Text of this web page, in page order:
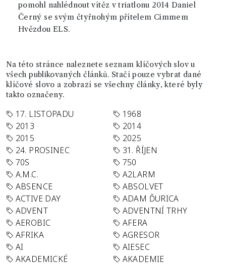
pomohl nahlédnout vítěz v triatlonu 2014 Daniel
Černý se svým čtyřnohým přítelem Cimmem
Hvězdou ELS.
Na této stránce naleznete seznam klíčových slov u
všech publikovaných článků. Stačí pouze vybrat dané
klíčové slovo a zobrazí se všechny články, které byly
takto označeny.
17. LISTOPADU
1968
2013
2014
2015
2025
24. PROSINEC
31. ŘÍJEN
70S
750
A.M.C.
A2LARM
ABSENCE
ABSOLVET
ACTIVE DAY
ADAM ĎURICA
ADVENT
ADVENTNÍ TRHY
AEROBIC
AFERA
AFRIKA
AGRESOR
AI
AIESEC
AKADEMICKÉ
AKADEMIE